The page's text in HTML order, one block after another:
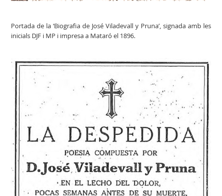
Portada de la ‘Biografia de José Viladevall y Pruna’, signada amb les
inicials DJF i MP i impresa a Mataró el 1896.